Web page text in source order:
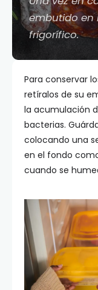
embutido en
frigorífico.
Para conservar
retíralos de su
la acumulación
bacterias.
colocando una
en el fondo
cuando se